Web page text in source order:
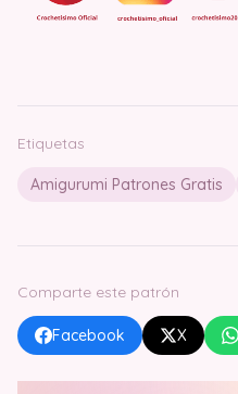
Etiquetas
Amigurumi Patrones Gratis
Comparte este patrón
Facebook X